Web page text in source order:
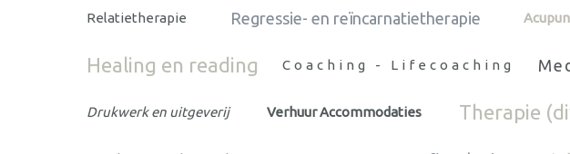
Relatietherapie Regressie- en reïncarnatietherapie
Healing en reading Coaching - Lifecoaching
Drukwerk en uitgeverij Verhuur Accommodaties Therapie